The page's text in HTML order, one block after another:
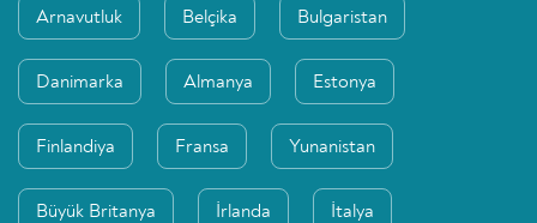
Arnavutluk Belçika Bulgaristan
Danimarka Almanya Estonya
Finlandiya Fransa Yunanistan
Büyük Britanya İrlanda İtalya